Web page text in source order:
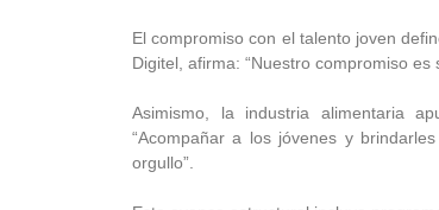
El compromiso con el talento joven
Digitel, afirma: “Nuestro compromiso
Asimismo, la industria alimentaria
“Acompañar a los jóvenes y
orgullo”.